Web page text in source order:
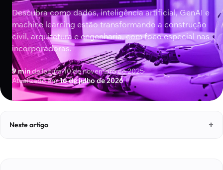
Descubra como dados, inteligência artificial, GenAI e
machine learning estão transformando a construção
civil, arquitetura e engenharia, com foco especial nas
incorporadoras.
9 minde leitura·10 de novembro de 2025·
Atualizado em16 de julho de 2026
Neste artigo